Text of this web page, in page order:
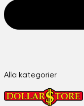
Alla kategorier